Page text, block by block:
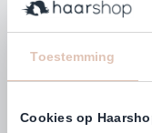
Toestemming
Cookies op